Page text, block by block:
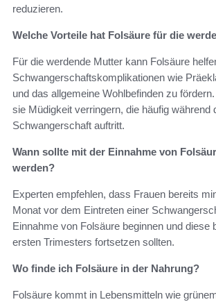
reduzieren.
Welche Vorteile hat Folsäure für die
Für die werdende Mutter kann Folsäure
Schwangerschaftskomplikationen wie
und das allgemeine Wohlbefinden zu
sie Müdigkeit verringern, die häufig während
Schwangerschaft auftritt.
Wann sollte mit der Einnahme von
werden?
Experten empfehlen, dass Frauen bereits
Monat vor dem Eintreten einer
Einnahme von Folsäure beginnen und diese
ersten Trimesters fortsetzen sollten.
Wo finde ich Folsäure in der Nahrung?
Folsäure kommt in Lebensmitteln wie